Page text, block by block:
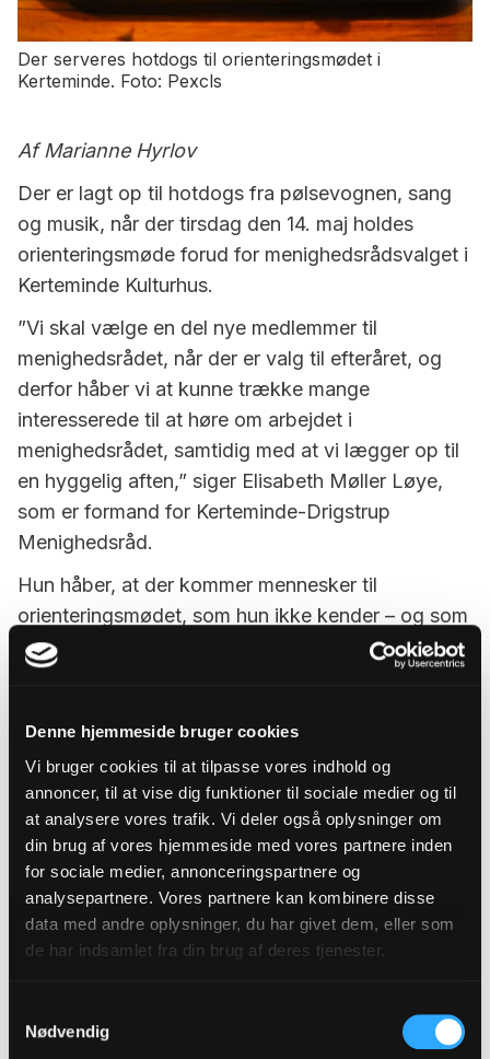
Denne hjemmeside bruger cookies
Vi bruger cookies til at tilpasse vores indhold og
annoncer, til at vise dig funktioner til sociale medier og til
at analysere vores trafik. Vi deler også oplysninger om
din brug af vores hjemmeside med vores partnere inden
for sociale medier, annonceringspartnere og
analysepartnere. Vores partnere kan kombinere disse
data med andre oplysninger, du har givet dem, eller som
de har indsamlet fra din brug af deres tjenester.
Nødvendig
Der serveres hotdogs til orienteringsmødet i
Kerteminde. Foto: Pexcls
Af Marianne Hyrlov
Der er lagt op til hotdogs fra pølsevognen, sang
og musik, når der tirsdag den 14. maj holdes
orienteringsmøde forud for menighedsrådsvalget i
Kerteminde Kulturhus.
”Vi skal vælge en del nye medlemmer til
menighedsrådet, når der er valg til efteråret, og
derfor håber vi at kunne trække mange
interesserede til at høre om arbejdet i
menighedsrådet, samtidig med at vi lægger op til
en hyggelig aften,” siger Elisabeth Møller Løye,
som er formand for Kerteminde-Drigstrup
Menighedsråd.
Hun håber, at der kommer mennesker til
orienteringsmødet, som hun ikke kender – og som
måske har ideer til det fremtidige arbejde i
menighedsrådet.
siger.
Møder over hele landet
Orienteringsmøderne holdes den 14. maj over hele
landet, og de har til formål at sikre åbenhed og
skabe interesse om menighedsrådsarbejdet og at
På møderne orienteres om menighedsrådets
arbejde i den forløbne funktionsperiode, om